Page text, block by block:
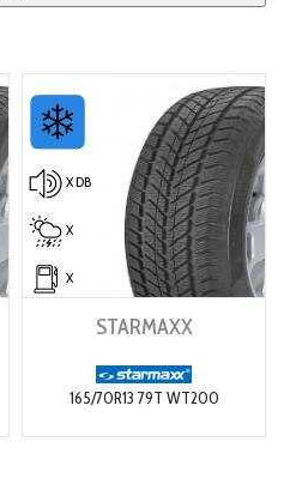
X DB
X
X
STARMAXX
165/70R13 79T WT200